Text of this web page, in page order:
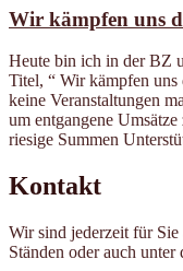
Wir kämpfen uns
Heute bin ich in der BZ
Titel, “ Wir kämpfen
keine Veranstaltungen
um entgangene
riesige Summen
Kontakt
Wir sind jederzeit für Sie
Ständen oder auch